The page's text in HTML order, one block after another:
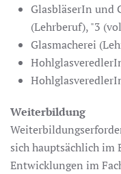
GlasbläserIn und
(Lehrberuf), "3
Glasmacherei
Weiterbildung
sich hauptsächlich im
Entwicklungen im